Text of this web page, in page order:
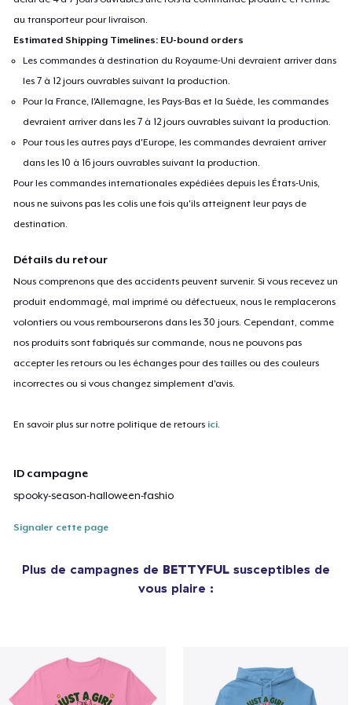
au transporteur pour livraison.
Estimated Shipping Timelines: EU-bound orders
Les commandes à destination du Royaume-Uni devraient arriver dans
les 7 à 12 jours ouvrables suivant la production.
Pour la France, l'Allemagne, les Pays-Bas et la Suède, les commandes
devraient arriver dans les 7 à 12 jours ouvrables suivant la production.
Pour tous les autres pays d'Europe, les commandes devraient arriver
dans les 10 à 16 jours ouvrables suivant la production.
Pour les commandes internationales expédiées depuis les États-Unis,
nous ne suivons pas les colis une fois qu'ils atteignent leur pays de
destination.
Détails du retour
Nous comprenons que des accidents peuvent survenir. Si vous recevez un
produit endommagé, mal imprimé ou défectueux, nous le remplacerons
volontiers ou vous rembourserons dans les 30 jours. Cependant, comme
nos produits sont fabriqués sur commande, nous ne pouvons pas
accepter les retours ou les échanges pour des tailles ou des couleurs
incorrectes ou si vous changez simplement d'avis.
En savoir plus sur notre politique de retours ici.
ID campagne
spooky-season-halloween-fashio
Signaler cette page
Plus de campagnes de BETTYFUL susceptibles de
vous plaire :